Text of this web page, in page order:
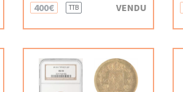
400€ TTB VENDU